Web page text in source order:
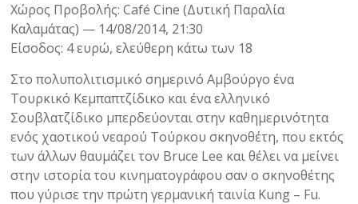
Χώρος Προβολής: Café Cine (Δυτική Παραλία
Καλαμάτας) — 14/08/2014, 21:30
Είσοδος: 4 ευρώ, ελεύθερη κάτω των 18
Στο πολυπολιτισμικό σημερινό Αμβούργο ένα
Τουρκικό Κεμπαπτζίδικο και ένα ελληνικό
Σουβλατζίδικο μπερδεύονται στην καθημερινότητα
ενός χαοτικού νεαρού Τούρκου σκηνοθέτη, που εκτός
των άλλων θαυμάζει τον Bruce Lee και θέλει να μείνει
στην ιστορία του κινηματογράφου σαν ο σκηνοθέτης
που γύρισε την πρώτη γερμανική ταινία Kung – Fu.